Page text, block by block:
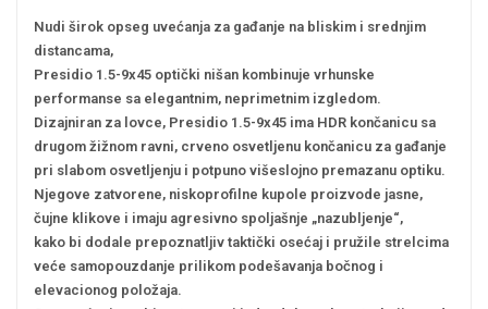
Nudi širok opseg uvećanja za gađanje na bliskim i srednjim
distancama,
Presidio 1.5-9x45 optički nišan kombinuje vrhunske
performanse sa elegantnim, neprimetnim izgledom.
Dizajniran za lovce, Presidio 1.5-9x45 ima HDR končanicu sa
drugom žižnom ravni, crveno osvetljenu končanicu za gađanje
pri slabom osvetljenju i potpuno višeslojno premazanu optiku.
Njegove zatvorene, niskoprofilne kupole proizvode jasne,
čujne klikove i imaju agresivno spoljašnje „nazubljenje“,
kako bi dodale prepoznatljiv taktički osećaj i pružile strelcima
veće samopouzdanje prilikom podešavanja bočnog i
elevacionog položaja.